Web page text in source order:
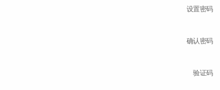
设置密码
确认密码
验证码